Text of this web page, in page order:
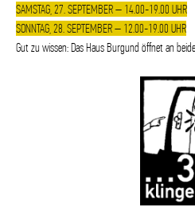
SAMSTAG, 27. SEPTEMBER – 14.00-19.00 UHR
SONNTAG, 28. SEPTEMBER – 12.00-19.00 UHR
Gut zu wissen: Das Haus Burgund öffnet an